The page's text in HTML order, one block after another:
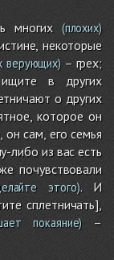
многих(плохих)
некоторые
верующих) – грех;
в других
о других
которое он
он сам, его семья
либо из вас есть
почувствовали
этого). И
сплетничать],
покаяние) –